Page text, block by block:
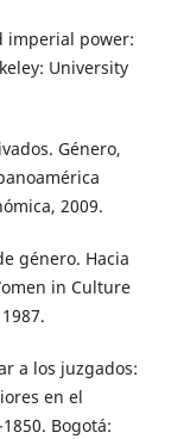
imperial power:
University
Género,
2009.
género. Hacia
in Culture
a los juzgados:
en el
Bogotá: